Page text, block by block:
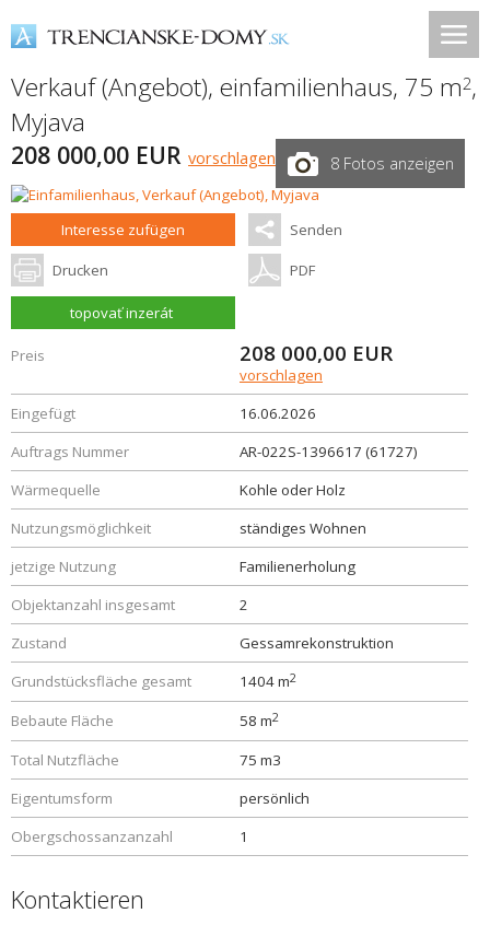
Verkauf (Angebot), einfamilienhaus, 75 m2,
Myjava
208 000,00 EUR vorschlagen 8 Fotos anzeigen
Interesse zufügen Senden
Drucken PDF
topovať inzerát
Preis 208 000,00 EUR
vorschlagen
Eingefügt
16.06.2026
Auftrags Nummer
AR-022S-1396617 (61727)
Wärmequelle
Kohle oder Holz
Nutzungsmöglichkeit
ständiges Wohnen
jetzige Nutzung
Familienerholung
Objektanzahl insgesamt
2
Zustand
Gessamrekonstruktion
Grundstücksfläche gesamt
1404 m2
Bebaute Fläche 58 m2
Total Nutzfläche
75 m3
Eigentumsform
persönlich
Obergschossanzanzahl
1
Kontaktieren